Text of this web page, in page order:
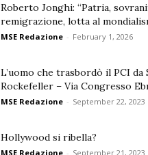
Roberto Jonghi: “Patria,
remigrazione, lotta al
MSE Redazione - February 1, 2026
L’uomo che trasbordò il PCI da
Rockefeller – Via Congresso
MSE Redazione - September 22, 2023
Hollywood si ribella?
MSE Redazione - September 21, 2023